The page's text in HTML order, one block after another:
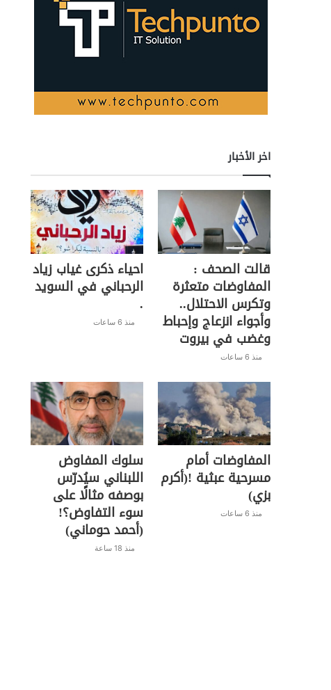
اخر الأخبار
قالت الصحف :
المفاوضات متعثرة
وتكرس الاحتلال..
وأجواء انزعاج وإحباط
وغضب في بيروت
منذ 6 ساعات
احياء ذكرى غياب زياد
الرحباني في السويد
.
منذ 6 ساعات
المفاوضات أمام
مسرحية عبثية !(أكرم
بزي)
منذ 6 ساعات
سلوك المفاوض
اللبناني سيُدرّس
بوصفه مثالًا على
سوء التفاوض؟!
(أحمد حوماني)
منذ 18 ساعة